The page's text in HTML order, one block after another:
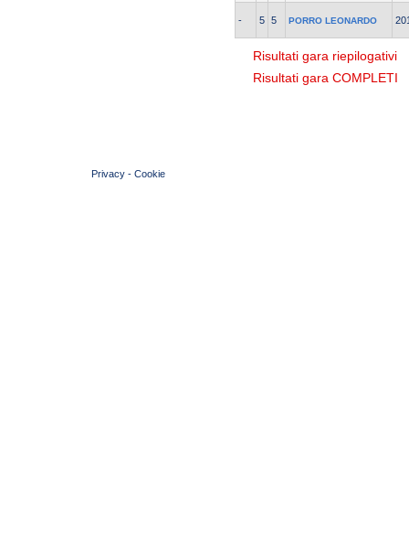
- 5 5 PORRO LEONARDO
Risultati gara riepilogativi
Risultati gara COMPLETI
Privacy - Cookie